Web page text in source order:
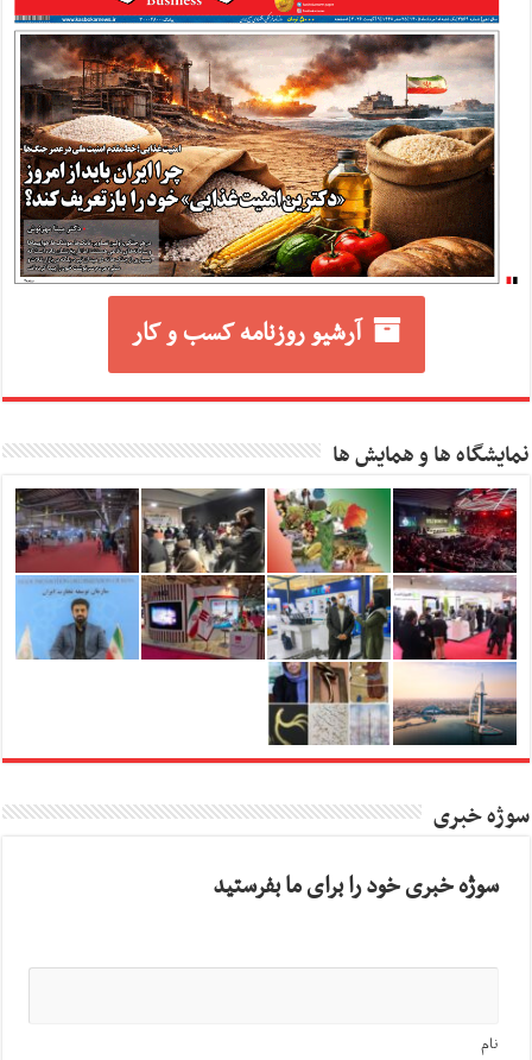
آرشیو روزنامه کسب و کار
نمایشگاه ها و همایش ها
سوژه خبری
سوژه خبری خود را برای ما بفرستید
نام